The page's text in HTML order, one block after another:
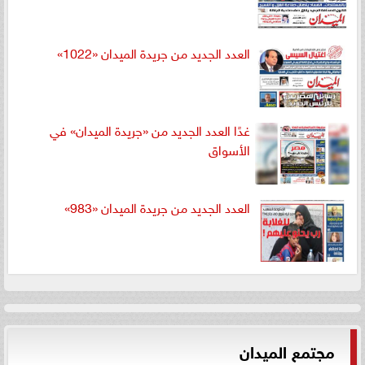
العدد الجديد من جريدة الميدان «1022»
غدًا العدد الجديد من «جريدة الميدان» في
الأسواق
العدد الجديد من جريدة الميدان «983»
مجتمع الميدان